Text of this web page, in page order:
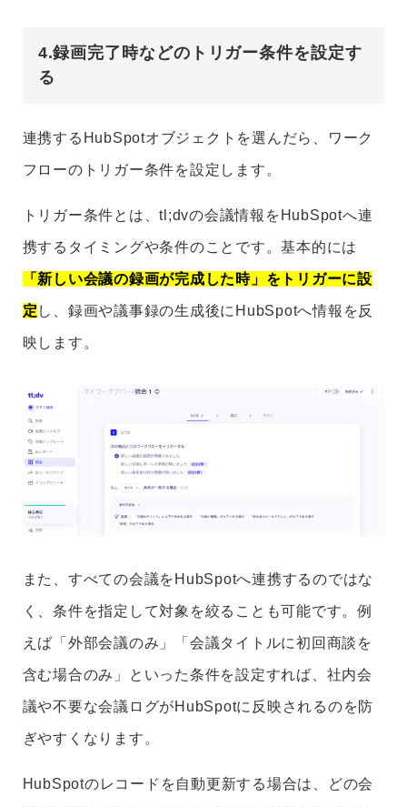
4.録画完了時などのトリガー条件を設定す
る
連携するHubSpotオブジェクトを選んだら、ワーク
フローのトリガー条件を設定します。
トリガー条件とは、tl;dvの会議情報をHubSpotへ連
携するタイミングや条件のことです。基本的には
「新しい会議の録画が完成した時」をトリガーに設
定 し、録画や議事録の生成後にHubSpotへ情報を反
映します。
また、すべての会議をHubSpotへ連携するのではな
く、条件を指定して対象を絞ることも可能です。例
えば「外部会議のみ」「会議タイトルに初回商談を
含む場合のみ」といった条件を設定すれば、社内会
議や不要な会議ログがHubSpotに反映されるのを防
ぎやすくなります。
HubSpotのレコードを自動更新する場合は、どの会